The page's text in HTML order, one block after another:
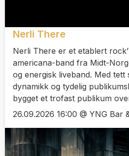
Nerli There
Nerli There er et etablert
americana-band fra Midt-
og energisk liveband. Med tett
dynamikk og tydelig
bygget et trofast publikum
26.09.2026 16:00 @ YNG Bar